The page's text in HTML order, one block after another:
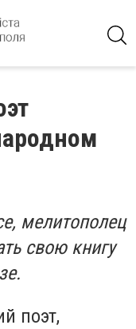
мелитополец
свою книгу
поэт,